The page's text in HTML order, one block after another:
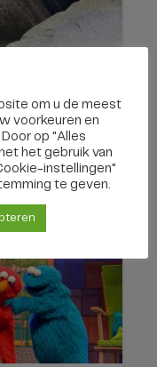
laat zelfs
om u de meest
voorkeuren en
op "Alles
het gebruik van
instellingen"
te geven.